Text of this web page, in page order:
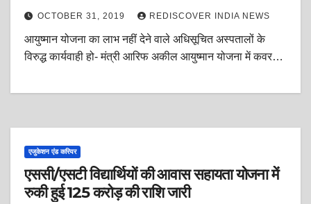
OCTOBER 31, 2019 REDISCOVER INDIA NEWS
आयुष्मान योजना का लाभ नहीं देने वाले अधिसूचित अस्पतालों के
विरुद्ध कार्यवाही हो- मंत्री आरिफ अकील आयुष्मान योजना में कवर…
एजुकेशन एंड करियर
एससी/एसटी विद्यार्थियों की आवास सहायता योजना में
रुकी हुई 125 करोड़ की राशि जारी